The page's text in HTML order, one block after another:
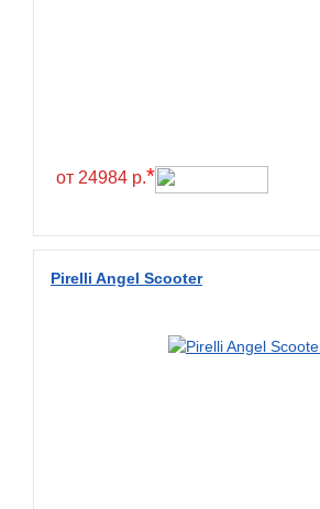
от 24984 р.*
Pirelli Angel Scooter